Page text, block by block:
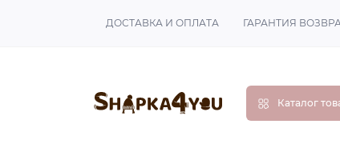
ДОСТАВКА И ОПЛАТА ГАРАНТИЯ
Каталог